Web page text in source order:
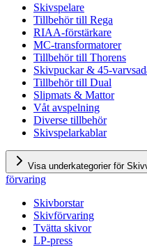
Skivspelare
Tillbehör till Rega
RIAA-förstärkare
MC-transformatorer
Tillbehör till Thorens
Skivpuckar & 45-
Tillbehör till Dual
Slipmats & Mattor
Våt avspelning
Diverse tillbehör
Skivspelarkablar
Visa underkategorier för
förvaring
Skivborstar
Skivförvaring
Tvätta skivor
LP-press